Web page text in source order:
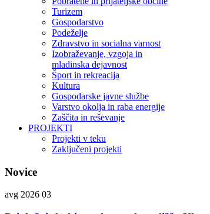
Turizem
Gospodarstvo
Podeželje
Zdravstvo in socialna varnost
Izobraževanje, vzgoja in
mladinska dejavnost
Šport in rekreacija
Kultura
Gospodarske javne službe
Varstvo okolja in raba energije
Zaščita in reševanje
PROJEKTI
Projekti v teku
Zaključeni projekti
Novice
avg 2026 03